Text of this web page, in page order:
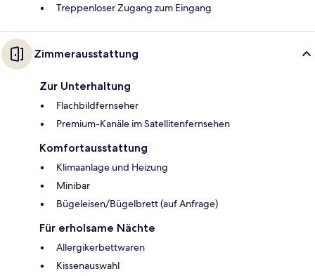
Treppenloser Zugang zum Eingang
Zimmerausstattung
Zur Unterhaltung
Flachbildfernseher
Premium-Kanäle im Satellitenfernsehen
Komfortausstattung
Klimaanlage und Heizung
Minibar
Bügeleisen/Bügelbrett (auf Anfrage)
Für erholsame Nächte
Allergikerbettwaren
Kissenauswahl